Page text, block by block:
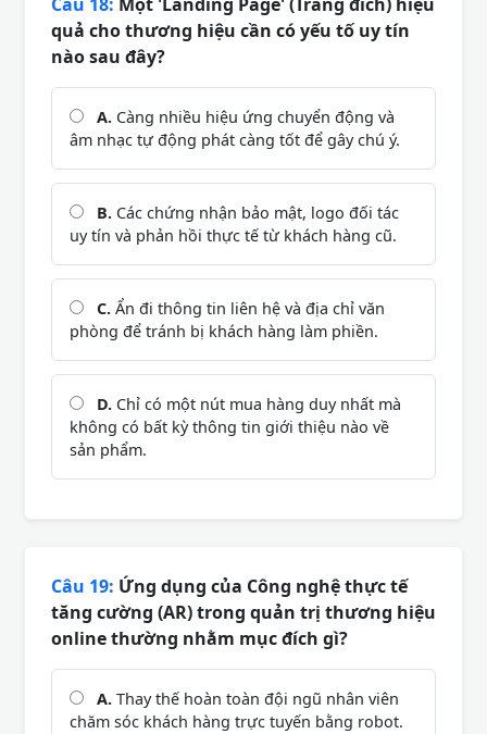
quả cho thương hiệu cần có yếu tố uy tín
nào sau đây?
A. Càng nhiều hiệu ứng chuyển động và
âm nhạc tự động phát càng tốt để gây chú ý.
B. Các chứng nhận bảo mật, logo đối tác
uy tín và phản hồi thực tế từ khách hàng cũ.
C. Ẩn đi thông tin liên hệ và địa chỉ văn
phòng để tránh bị khách hàng làm phiền.
D. Chỉ có một nút mua hàng duy nhất mà
không có bất kỳ thông tin giới thiệu nào về
sản phẩm.
Câu 19: Ứng dụng của Công nghệ thực tế
tăng cường (AR) trong quản trị thương hiệu
online thường nhằm mục đích gì?
A. Thay thế hoàn toàn đội ngũ nhân viên
chăm sóc khách hàng trực tuyến bằng robot.